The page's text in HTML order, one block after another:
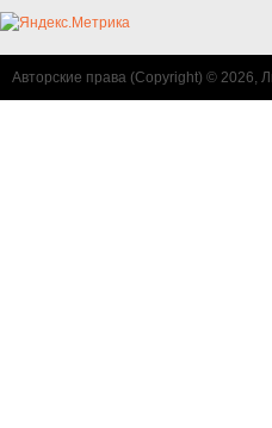
Авторские права (Copyright) © 2026,